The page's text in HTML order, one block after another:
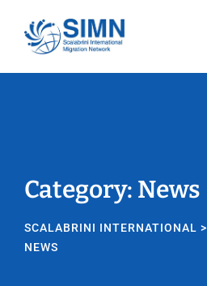
content
Category: News
SCALABRINI INTERNATIONAL >
NEWS